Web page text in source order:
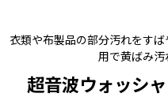
衣類や布製品の部分汚れをす
用で黄ばみ
超音波ウォッシ